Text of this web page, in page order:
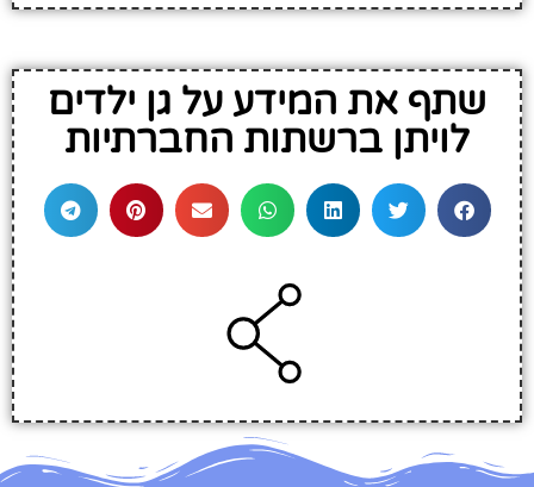
שתף את המידע על גן ילדים
לויתן ברשתות החברתיות